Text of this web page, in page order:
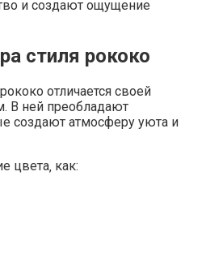
и создают ощущение
стиля рококо
отличается своей
В ней преобладают
создают атмосферу уюта и
цвета‚ как: